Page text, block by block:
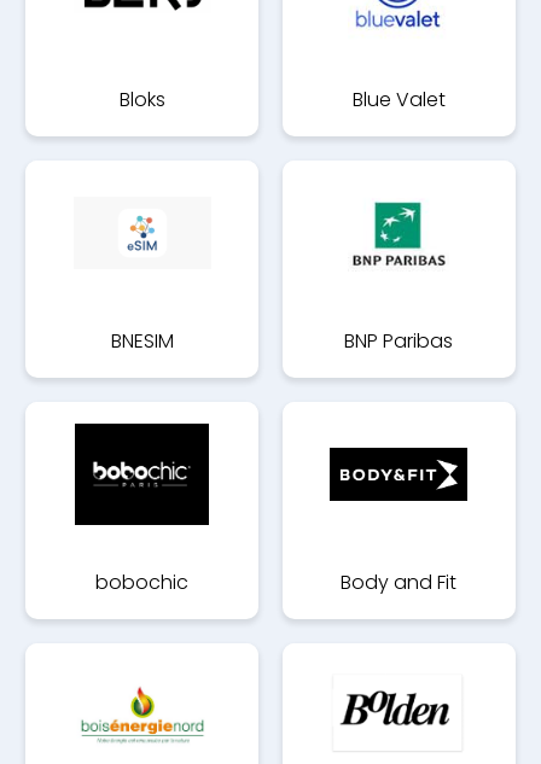
Bloks Blue Valet
BNESIM BNP Paribas
bobochic Body and Fit